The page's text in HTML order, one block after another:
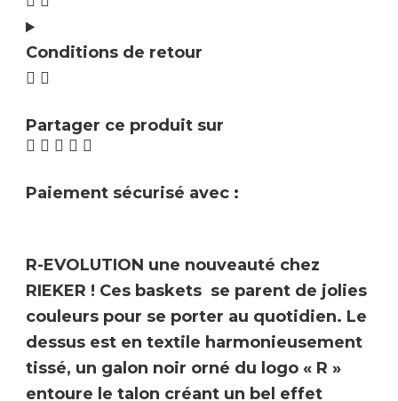
Conditions de retour
Partager ce produit sur
Paiement sécurisé avec :
R-EVOLUTION une nouveauté chez
RIEKER ! Ces baskets se parent de jolies
couleurs pour se porter au quotidien. Le
dessus est en textile harmonieusement
tissé, un galon noir orné du logo « R »
entoure le talon créant un bel effet